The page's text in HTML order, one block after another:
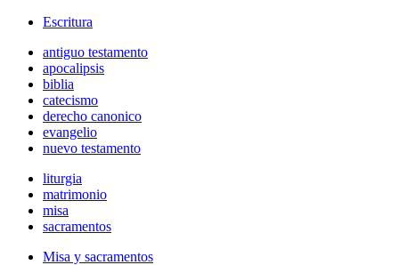
Escritura
antiguo testamento
apocalipsis
biblia
catecismo
derecho canonico
evangelio
nuevo testamento
liturgia
matrimonio
misa
sacramentos
Misa y sacramentos